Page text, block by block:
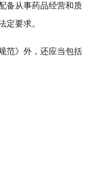
备从事药品经营和质
定要求。
》外，还应当包括